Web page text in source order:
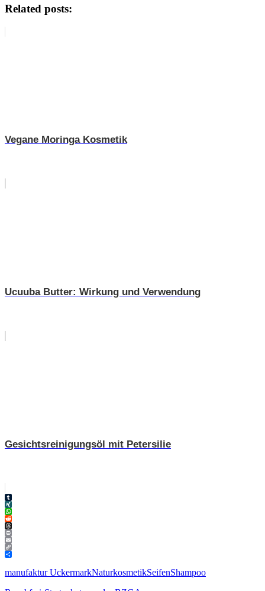
Related posts:
Vegane Moringa Kosmetik
Ucuuba Butter: Wirkung und Verwendung
Gesichtsreinigungsöl mit Petersilie
Tumblr
XING
WhatsApp
Reddit
Threads
Print
Email
Copy
Link
Teilen
manufaktur UckermarkNaturkosmetikSeifenShampoo